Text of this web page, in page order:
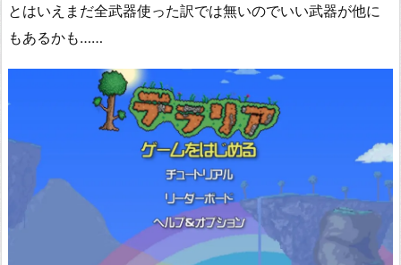
とはいえまだ全武器使った訳では無いのでいい武器が他に
もあるかも……